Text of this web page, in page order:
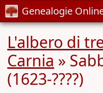
Genealogie
L'albero di
Carnia »
(1623-????)